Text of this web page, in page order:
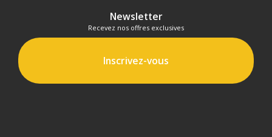
Newsletter
Recevez nos offres exclusives
Inscrivez-vous